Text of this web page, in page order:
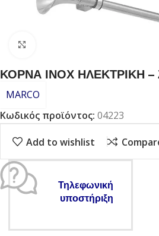
ΚΟΡΝΑ ΙΝΟΧ ΗΛΕΚΤΡΙΚΗ –
MARCO
Κωδικός προϊόντος: 04223
Add to wishlist
Τηλεφωνική
υποστήριξη